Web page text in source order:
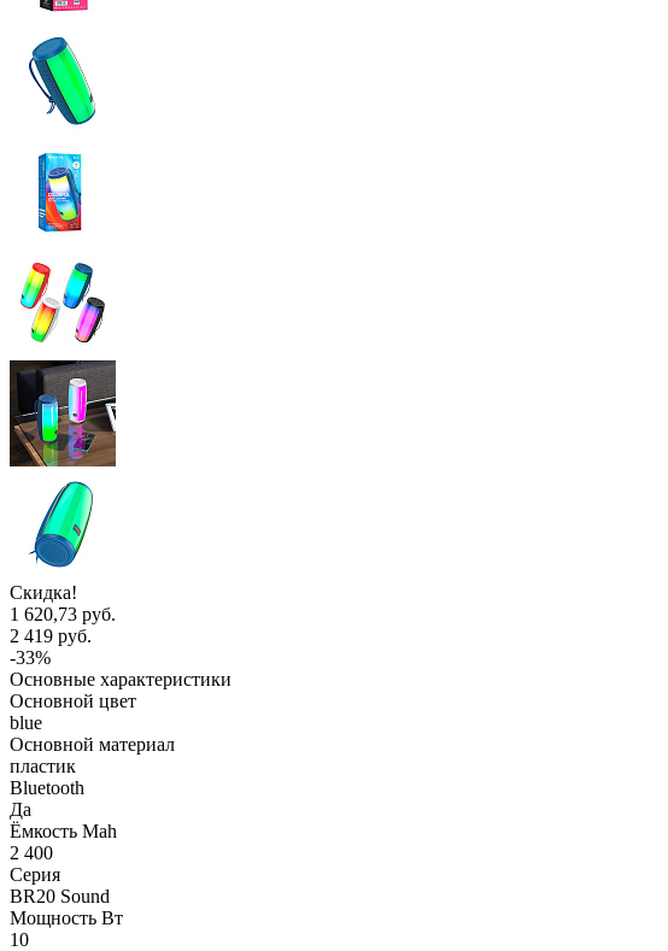
Скидка!
1 620,73 руб.
2 419 руб.
-33%
Основные характеристики
Основной цвет
blue
Основной материал
пластик
Bluetooth
Да
Ёмкость Mah
2 400
Серия
BR20 Sound
Мощность Вт
10